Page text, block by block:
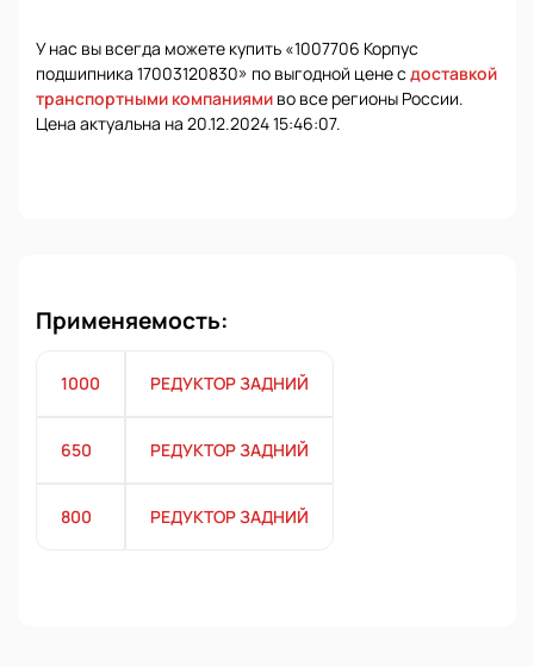
У нас вы всегда можете купить «1007706 Корпус
подшипника 17003120830» по выгодной цене с доставкой
транспортными компаниями во все регионы России.
Цена актуальна на 20.12.2024 15:46:07.
Применяемость:
1000 РЕДУКТОР ЗАДНИЙ
650 РЕДУКТОР ЗАДНИЙ
800 РЕДУКТОР ЗАДНИЙ